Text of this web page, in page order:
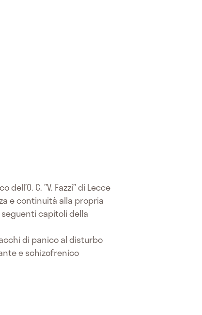
C. ”V. Fazzi” di Lecce
e continuità alla propria
capitoli della
di panico al disturbo
e schizofrenico